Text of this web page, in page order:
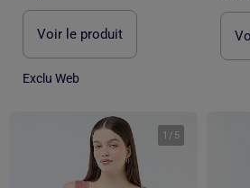
Voir le produit
Exclu Web
1 / 5